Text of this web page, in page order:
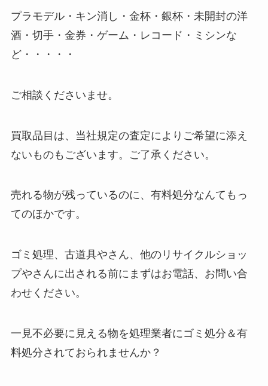
プラモデル・キン消し・金杯・銀杯・未開封の洋
酒・切手・金券・ゲーム・レコード・ミシンな
ど・・・・・
ご相談くださいませ。
買取品目は、当社規定の査定によりご希望に添え
ないものもございます。ご了承ください。
売れる物が残っているのに、有料処分なんてもっ
てのほかです。
ゴミ処理、古道具やさん、他のリサイクルショッ
プやさんに出される前にまずはお電話、お問い合
わせください。
一見不必要に見える物を処理業者にゴミ処分＆有
料処分されておられませんか？